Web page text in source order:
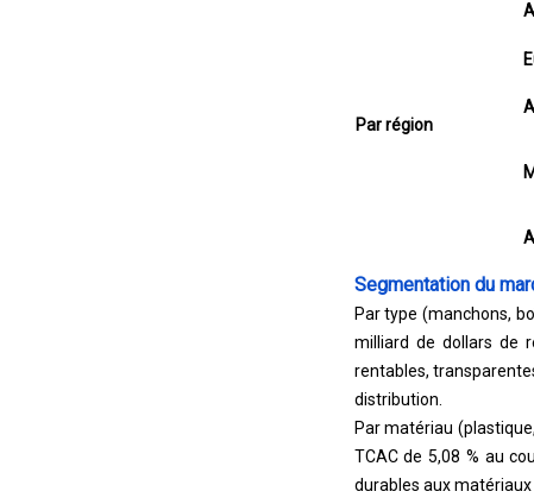
Par région
Segmentation du
Par type (manchons,
milliard de dollars de
rentables,
distribution.
Par matériau
TCAC de 5,08 % au
durables aux